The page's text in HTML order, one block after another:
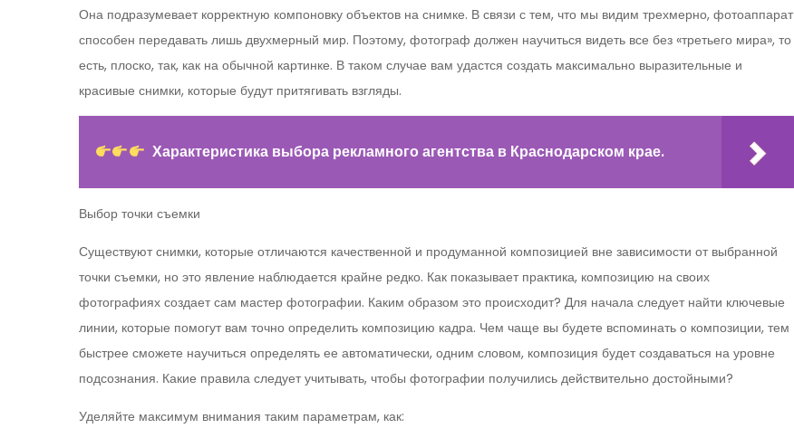
Она подразумевает корректную компоновку объектов на снимке. В связи с тем, что мы видим трехмерно, фотоаппарат
способен передавать лишь двухмерный мир. Поэтому, фотограф должен научиться видеть все без «третьего мира», то
есть, плоско, так, как на обычной картинке. В таком случае вам удастся создать максимально выразительные и
красивые снимки, которые будут притягивать взгляды.
Характеристика выбора рекламного агентства в Краснодарском крае.
Выбор точки съемки
Существуют снимки, которые отличаются качественной и продуманной композицией вне зависимости от выбранной
точки съемки, но это явление наблюдается крайне редко. Как показывает практика, композицию на своих
фотографиях создает сам мастер фотографии. Каким образом это происходит? Для начала следует найти ключевые
линии, которые помогут вам точно определить композицию кадра. Чем чаще вы будете вспоминать о композиции, тем
быстрее сможете научиться определять ее автоматически, одним словом, композиция будет создаваться на уровне
подсознания. Какие правила следует учитывать, чтобы фотографии получились действительно достойными?
Уделяйте максимум внимания таким параметрам, как: